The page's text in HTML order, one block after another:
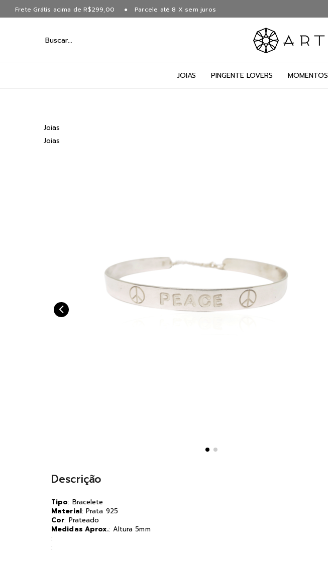
Frete Grátis acima de R$299,00 Parcele até 8 X sem juros
JOIAS PINGENTE LOVERS MOMENTOS
Joias
Joias
Descrição
Tipo: Bracelete
Material: Prata 925
Cor: Prateado
Medidas Aprox.: Altura 5mm
:
: